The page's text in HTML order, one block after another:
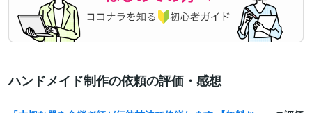
ハンドメイド制作の依頼の評価・感想